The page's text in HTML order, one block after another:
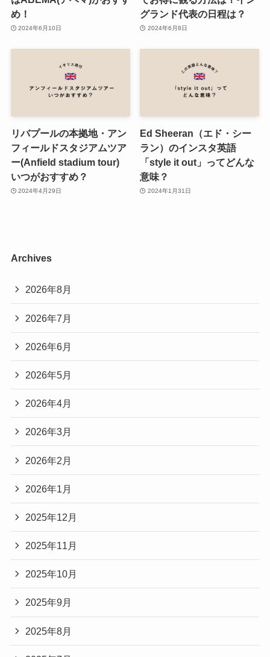
め！
2024年6月10日
グランド代表の日程は？
2024年6月8日
リバプールの本拠地・アン
フィールドスタジアムツア
ー(Anfield stadium tour)
いつがおすすめ？
2024年4月29日
Ed Sheeran（エド・シー
ラン）のインスタ英語
「style it out」ってどんな
意味？
2024年1月31日
Archives
2026年8月
2026年7月
2026年6月
2026年5月
2026年4月
2026年3月
2026年2月
2026年1月
2025年12月
2025年11月
2025年10月
2025年9月
2025年8月